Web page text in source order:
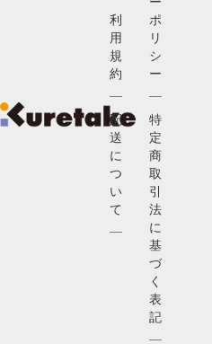
利
用
規
約
配
送
に
つ
い
て
ポ
リ
シ
ー
特
定
商
取
引
法
に
基
づ
く
表
記